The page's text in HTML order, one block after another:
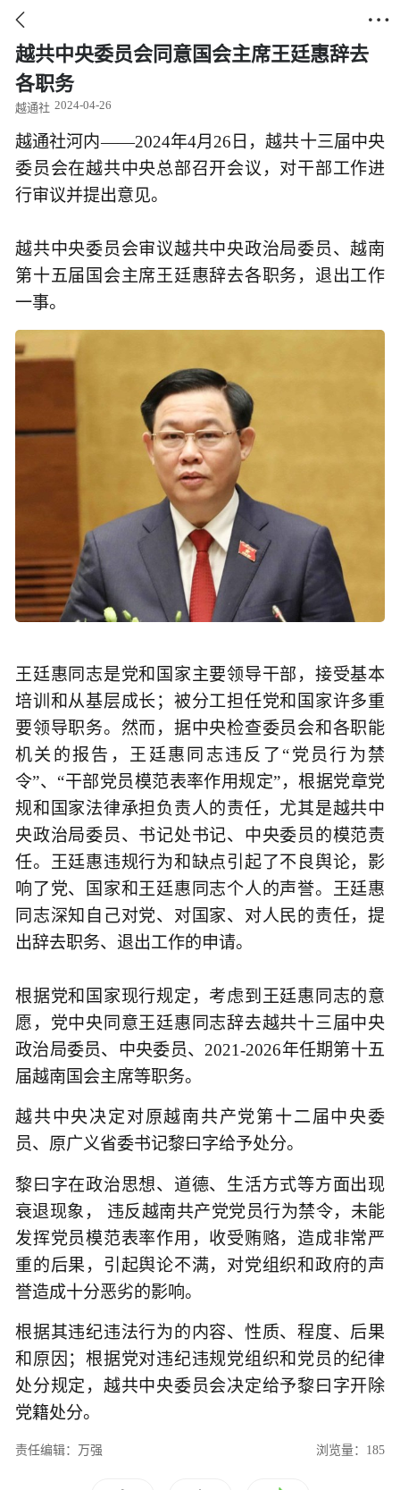
 
越共中央委员会同意国会主席王廷惠辞去
各职务
越通社 2024-04-26
越通社河内——2024年4月26日，越共十三届中央
委员会在越共中央总部召开会议，对干部工作进
行审议并提出意见。
越共中央委员会审议越共中央政治局委员、越南
第十五届国会主席王廷惠辞去各职务，退出工作
一事。
王廷惠同志是党和国家主要领导干部，接受基本
培训和从基层成长；被分工担任党和国家许多重
要领导职务。然而，据中央检查委员会和各职能
机关的报告，王廷惠同志违反了“党员行为禁
令”、“干部党员模范表率作用规定”，根据党章党
规和国家法律承担负责人的责任，尤其是越共中
央政治局委员、书记处书记、中央委员的模范责
任。王廷惠违规行为和缺点引起了不良舆论，影
响了党、国家和王廷惠同志个人的声誉。王廷惠
同志深知自己对党、对国家、对人民的责任，提
出辞去职务、退出工作的申请。
根据党和国家现行规定，考虑到王廷惠同志的意
愿，党中央同意王廷惠同志辞去越共十三届中央
政治局委员、中央委员、2021-2026年任期第十五
届越南国会主席等职务。
越共中央决定对原越南共产党第十二届中央委
员、原广义省委书记黎曰字给予处分。
黎曰字在政治思想、道德、生活方式等方面出现
衰退现象， 违反越南共产党党员行为禁令，未能
发挥党员模范表率作用，收受贿赂，造成非常严
重的后果，引起舆论不满，对党组织和政府的声
誉造成十分恶劣的影响。
根据其违纪违法行为的内容、性质、程度、后果
和原因；根据党对违纪违规党组织和党员的纪律
处分规定，越共中央委员会决定给予黎曰字开除
党籍处分。
责任编辑：万强 浏览量：185